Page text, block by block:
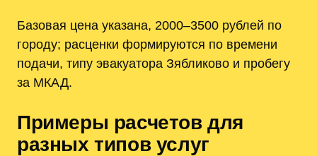
Базовая цена указана, 2000–3500 рублей по
городу; расценки формируются по времени
подачи, типу эвакуатора Зябликово и пробегу
за МКАД.
Примеры расчетов для
разных типов услуг